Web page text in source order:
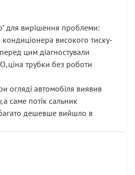
для вирішення проблеми:
кондиціонера високого тиску-
цим діагностували
трубки без роботи
огляді автомобіля виявив
саме потік сальник
дешевше вийшло в